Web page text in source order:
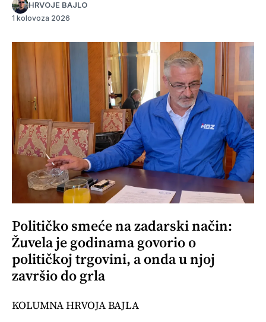
HRVOJE BAJLO
1 kolovoza 2026
Političko smeće na zadarski način:
Žuvela je godinama govorio o
političkoj trgovini, a onda u njoj
završio do grla
KOLUMNA HRVOJA BAJLA